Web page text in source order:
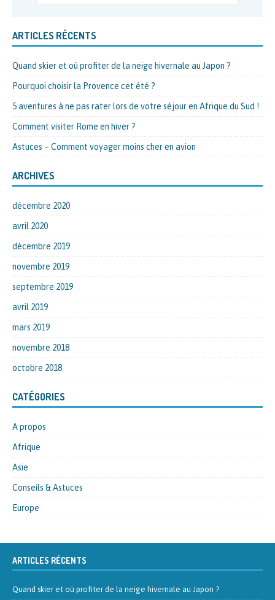
ARTICLES RÉCENTS
Quand skier et où profiter de la neige hivernale au Japon ?
Pourquoi choisir la Provence cet été ?
5 aventures à ne pas rater lors de votre séjour en Afrique du Sud !
Comment visiter Rome en hiver ?
Astuces – Comment voyager moins cher en avion
ARCHIVES
décembre 2020
avril 2020
décembre 2019
novembre 2019
septembre 2019
avril 2019
mars 2019
novembre 2018
octobre 2018
CATÉGORIES
A propos
Afrique
Asie
Conseils & Astuces
Europe
ARTICLES RÉCENTS
Quand skier et où profiter de la neige hivernale au Japon ?